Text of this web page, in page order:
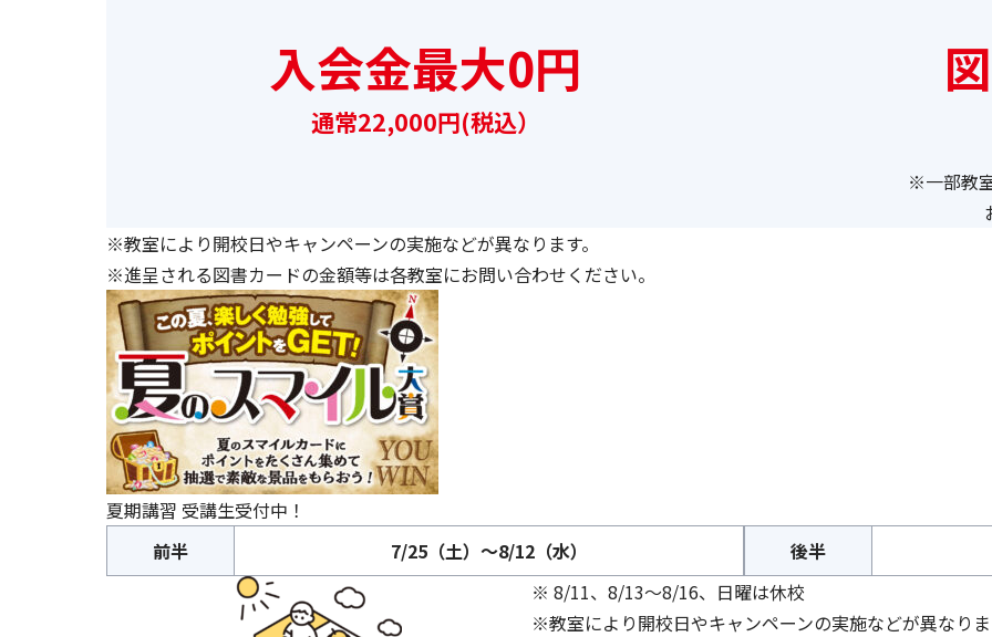
入会金最大0円
通常22,000円(税込）
※一部教
※教室により開校日やキャンペーンの実施などが異なります。
※進呈される図書カードの金額等は各教室にお問い合わせください。
夏期講習 受講生受付中！
前半
7/25（土）～8/12（水）
後半
※ 8/11、8/13～8/16、日曜は休校
※教室により開校日やキャンペーンの実施などが異なり